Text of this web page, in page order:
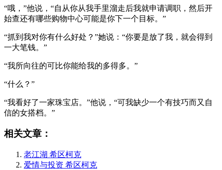
“哦，”他说，“自从你从我手里溜走后我就申请调职，然后开
始查还有哪些购物中心可能是你下一个目标。”
“抓到我对你有什么好处？”她说：“你要是放了我，就会得到
一大笔钱。”
“我所向往的可比你能给我的多得多。”
“什么？”
“我看好了一家珠宝店。”他说，“可我缺少一个有技巧而又自
信的女搭档。”
相关文章：
老江湖 希区柯克
爱情与投资 希区柯克